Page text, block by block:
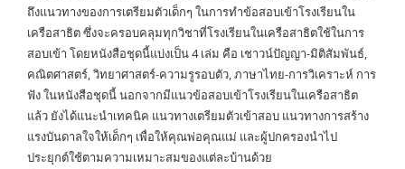
ถึงแนวทางของการเตรียมตัวเด็กๆ ในการทำข้อสอบเข้าโรงเรียนใน
เครือสาธิต ซึ่งจะครอบคลุมทุกวิชาที่โรงเรียนในเครือสาธิตใช้ในการ
สอบเข้า โดยหนังสือชุดนี้แบ่งเป็น 4 เล่ม คือ เชาวน์ปัญญา-มิติสัมพันธ์,
คณิตศาสตร์, วิทยาศาสตร์-ความรูรอบตัว, ภาษาไทย-การวิเคราะห์ การ
ฟัง ในหนังสือชุดนี้ นอกจากมีแนวข้อสอบเข้าโรงเรียนในเครือสาธิต
แล้ว ยังได้แนะนำเทคนิค แนวทางเตรียมตัวเข้าสอบ แนวทางการสร้าง
แรงบันดาลใจให้เด็กๆ เพื่อให้คุณพ่อคุณแม่ และผู้ปกครองนำไป
ประยุกต์ใช้ตามความเหมาะสมของแต่ละบ้านด้วย